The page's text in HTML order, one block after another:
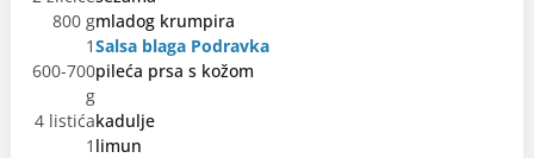
800 gmladog krumpira
1Salsa blaga Podravka
600-700
g
pileća prsa s kožom
4 listićakadulje
1 limun